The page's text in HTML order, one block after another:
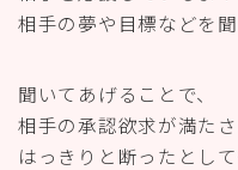
相手の夢や目標などを
聞いてあげることで、
相手の承認欲求が満たさ
はっきりと断ったとして